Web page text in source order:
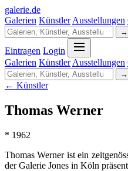
galerie.de
Galerien Künstler Ausstellungen
→
Eintragen Login
Galerien Künstler Ausstellungen
→
← Künstler
Thomas Werner
* 1962
Thomas Werner ist ein
der Galerie Jones in Köln